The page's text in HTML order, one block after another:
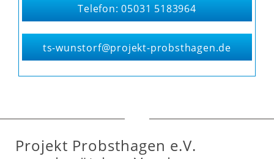
Telefon: 05031 5183964
ts-wunstorf@projekt-probsthagen.de
Projekt Probsthagen e.V.